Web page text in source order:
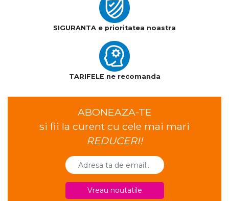
SIGURANTA e prioritatea noastra
TARIFELE ne recomanda
ABONEAZA-TE
si fii la curent cu cele mai mari
REDUCERI!
Vreau noutatile